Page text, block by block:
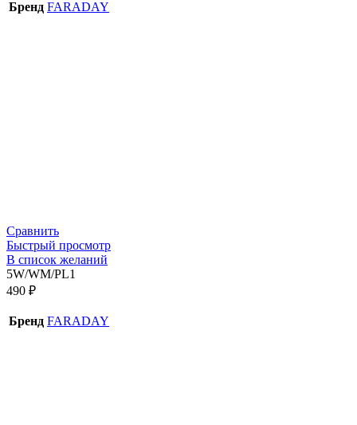
Бренд FARADAY
Сравнить
Быстрый просмотр
В список желаний
5W/WM/PL1
490 ₽
Бренд FARADAY